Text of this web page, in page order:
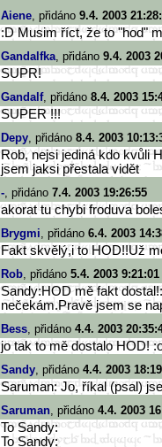
Aiene, přidáno 9.4. 2003
:D Musim říct, že to "hod"
Gandalfka, přidáno 9.4. 2003
SUPR!
Gandalf, přidáno 8.4. 2003
SUPER !!!
Depy, přidáno 8.4. 2003
Rob, nejsi jediná kdo kvůli
jsem jaksi přestala vidět
-, přidáno 7.4. 2003 19:26:55
akorat tu chybi froduva
Brygmi, přidáno 6.4. 2003
Fakt skvělý,i to HOD!!Už
Rob, přidáno 5.4. 2003 9:21:01
Sandy:HOD mě fakt
nečekám.Pravě jsem se
Bess, přidáno 4.4. 2003
jo tak to mě dostalo HOD!
Sandy, přidáno 4.4. 2003
Saruman: Jo, říkal (psal)
Saruman, přidáno 4.4. 2003
To Sandy:
To Sandy: